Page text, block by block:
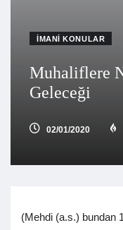
İMANI KONULAR
Muhaliflere
Geleceği
02/01/2020
(Mehdi (a.s.) bundan